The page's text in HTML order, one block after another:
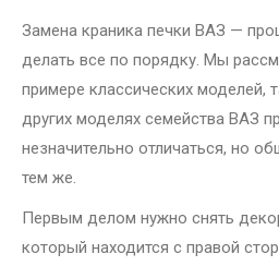
Замена краника печки ВАЗ —
делать все по порядку. Мы
примере классических моделей,
других моделях семейства ВАЗ
незначительно отличаться, но
тем же.
Первым делом нужно снять
который находится с правой